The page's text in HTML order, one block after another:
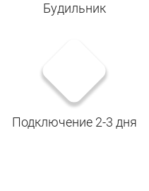
Будильник
Подключение 2-3 дня